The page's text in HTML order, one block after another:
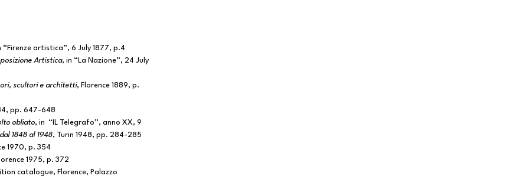
“Firenze artistica”, 6 July 1877, p.4
Artistica, in “La Nazione”, 24 July
scultori e architetti, Florence 1889, p.
pp. 647-648
obliato, in “IL Telegrafo”, anno XX, 9
1848 al 1948, Turin 1948, pp. 284-285
1970, p. 354
1975, p. 372
catalogue, Florence, Palazzo